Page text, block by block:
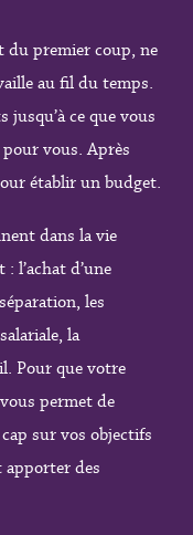
du premier coup, ne
au fil du temps.
jusqu’à ce que vous
pour vous. Après
établir un budget.
dans la vie
l’achat d’une
les
la
Pour que votre
permet de
sur vos objectifs
apporter des